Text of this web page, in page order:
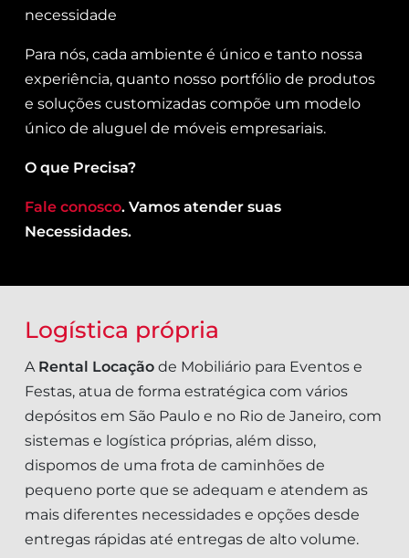
necessidade
Para nós, cada ambiente é único e tanto nossa
experiência, quanto nosso portfólio de produtos
e soluções customizadas compõe um modelo
único de aluguel de móveis empresariais.
O que Precisa?
Fale conosco. Vamos atender suas
Necessidades.
Logística própria
A Rental Locação de Mobiliário para Eventos e
Festas, atua de forma estratégica com vários
depósitos em São Paulo e no Rio de Janeiro, com
sistemas e logística próprias, além disso,
dispomos de uma frota de caminhões de
pequeno porte que se adequam e atendem as
mais diferentes necessidades e opções desde
entregas rápidas até entregas de alto volume.